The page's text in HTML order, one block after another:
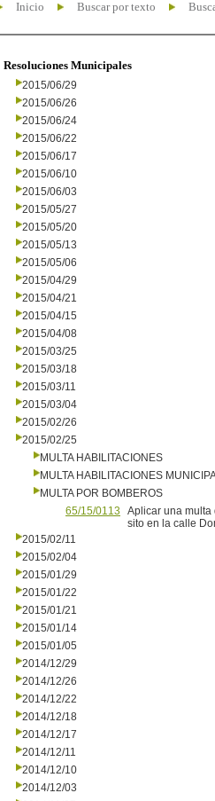
Inicio Buscar por texto
Resoluciones Municipales
2015/06/29
2015/06/26
2015/06/24
2015/06/22
2015/06/17
2015/06/10
2015/06/03
2015/05/27
2015/05/20
2015/05/13
2015/05/06
2015/04/29
2015/04/21
2015/04/15
2015/04/08
2015/03/25
2015/03/18
2015/03/11
2015/03/04
2015/02/26
2015/02/25
MULTA HABILITACIONES
MULTA HABILITACIONES
MULTA POR BOMBEROS
65/15/0113
Aplicar una multa
sito en la calle
2015/02/11
2015/02/04
2015/01/29
2015/01/22
2015/01/21
2015/01/14
2015/01/05
2014/12/29
2014/12/26
2014/12/22
2014/12/18
2014/12/17
2014/12/11
2014/12/10
2014/12/03